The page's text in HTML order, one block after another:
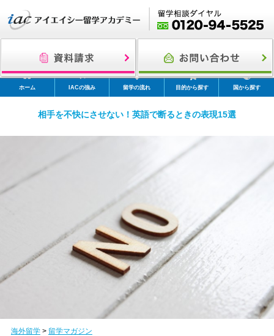
ホーム IACの強み 留学の流れ 目的から探す 国から探す
相手を不快にさせない！英語で断るときの表現15選
海外留学> 留学マガジン